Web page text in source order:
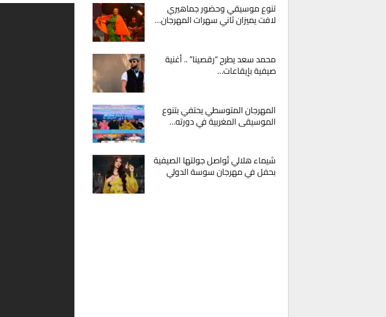
تنوع موسيقي وحضور جماهيري
لافت يميزان ثاني سهرات المهرجان…
محمد سعد يطرح “رقصينا” .. أغنية
صيفية بإيقاعات…
المهرجان المتوسطي يحتفي بتنوع
الموسيقى المغربية في دورته…
شيماء هلالي تُواصل جولتها الصيفية
بحفل في مهرجان سوسة الدولي